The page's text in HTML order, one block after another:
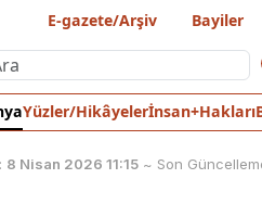
E-gazete/Arşiv Bayiler
Yüzler/Hikâyelerİnsan+Hakları
8 Nisan 2026 11:15 ~ Son